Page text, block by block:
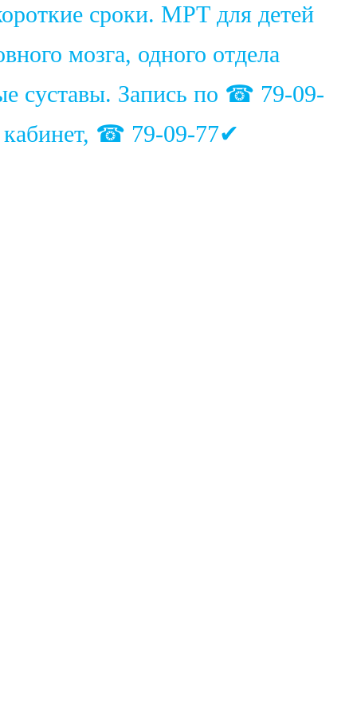
сроки. МРТ для детей
мозга, одного отдела
суставы. Запись по ☎ 79-09-
кабинет, ☎ 79-09-77✔